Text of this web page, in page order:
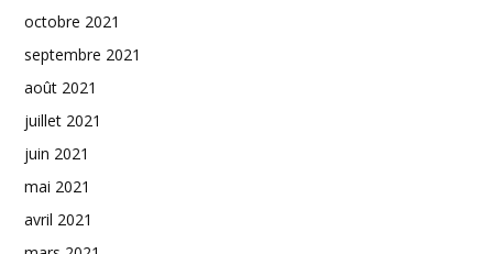
octobre 2021
septembre 2021
août 2021
juillet 2021
juin 2021
mai 2021
avril 2021